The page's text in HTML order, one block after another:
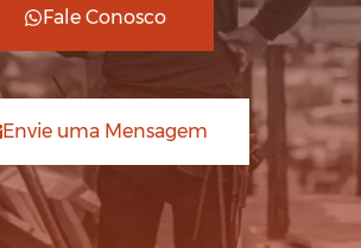
Fale Conosco
Envie uma Mensagem